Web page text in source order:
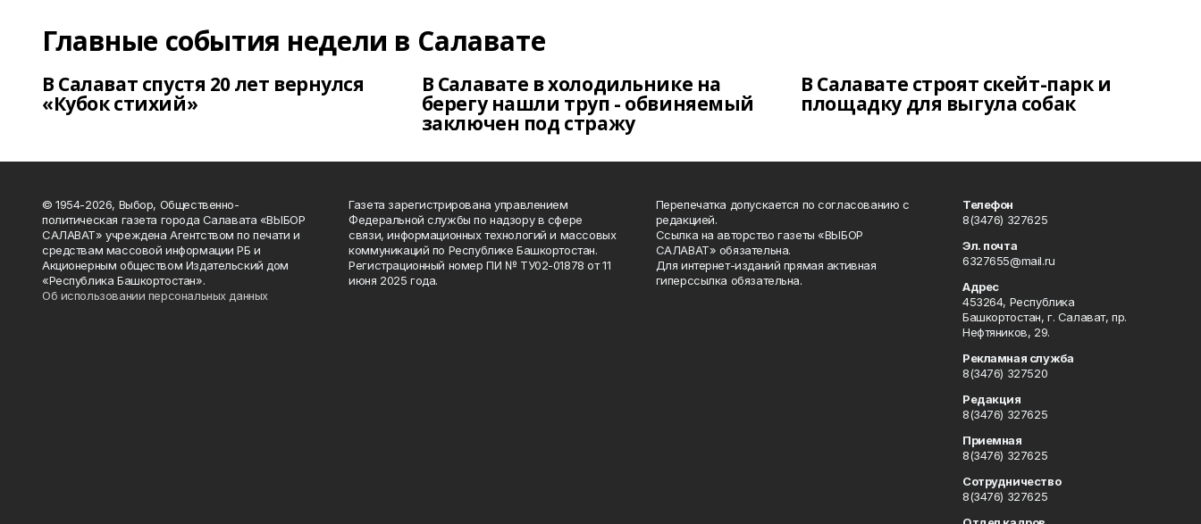
Главные события недели в Салавате
В Салават спустя 20 лет вернулся
«Кубок стихий»
В Салавате в холодильнике на
берегу нашли труп - обвиняемый
заключен под стражу
В Салавате строят скейт-парк и
площадку для выгула собак
© 1954-2026, Выбор, Общественно-
политическая газета города Салавата «ВЫБОР
САЛАВАТ» учреждена Агентством по печати и
средствам массовой информации РБ и
Акционерным обществом Издательский дом
«Республика Башкортостан».
Об использовании персональных данных
Газета зарегистрирована управлением
Федеральной службы по надзору в сфере
связи, информационных технологий и массовых
коммуникаций по Республике Башкортостан.
Регистрационный номер ПИ № ТУ02-01878 от 11
июня 2025 года.
Перепечатка допускается по согласованию с
редакцией.
Ссылка на авторство газеты «ВЫБОР
САЛАВАТ» обязательна.
Для интернет-изданий прямая активная
гиперссылка обязательна.
Телефон
8(3476) 327625
Эл. почта
6327655@mail.ru
Адрес
453264, Республика
Башкортостан, г. Салават, пр.
Нефтяников, 29.
Рекламная служба
8(3476) 327520
Редакция
8(3476) 327625
Приемная
8(3476) 327625
Сотрудничество
8(3476) 327625